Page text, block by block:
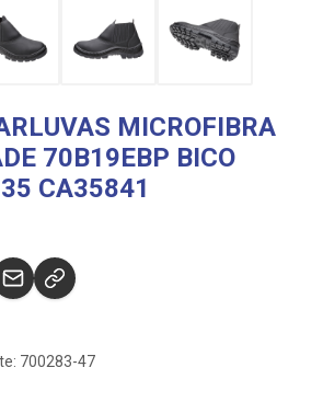
MICROFIBRA
70B19EBP BICO
CA35841
700283-47